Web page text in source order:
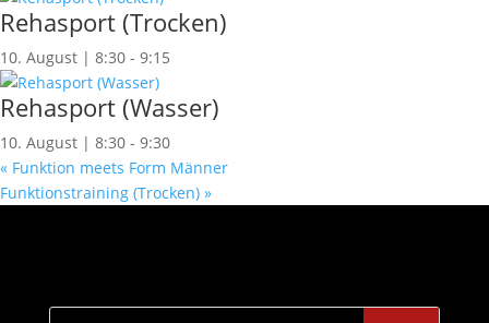
Rehasport (Trocken)
10. August | 8:30 - 9:15
Rehasport (Wasser)
10. August | 8:30 - 9:30
« Funktion meets Form Männer
Funktionstraining (Trocken) »